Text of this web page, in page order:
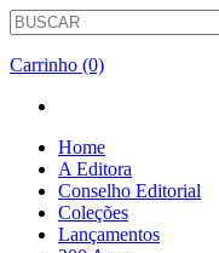
Carrinho (0)
Home
A Editora
Conselho Editorial
Coleções
Lançamentos